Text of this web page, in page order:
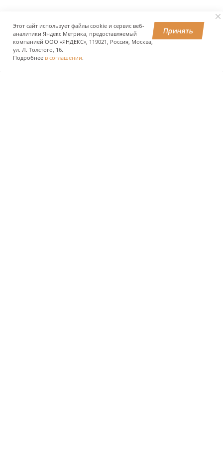
ПОДЕЛИТЬСЯ
Этот сайт использует файлы cookie и сервис веб-
аналитики Яндекс Метрика, предоставляемый
компанией ООО «ЯНДЕКС», 119021, Россия, Москва,
ул. Л. Толстого, 16.
Подробнее в соглашении.
Принять